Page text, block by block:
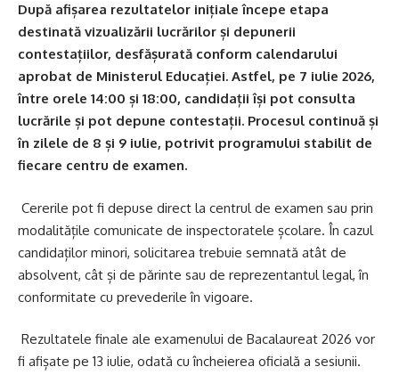
După afișarea rezultatelor inițiale începe etapa
destinată vizualizării lucrărilor și depunerii
contestațiilor, desfășurată conform calendarului
aprobat de Ministerul Educației. Astfel, pe 7 iulie 2026,
între orele 14:00 și 18:00, candidații își pot consulta
lucrările și pot depune contestații. Procesul continuă și
în zilele de 8 și 9 iulie, potrivit programului stabilit de
fiecare centru de examen.
Cererile pot fi depuse direct la centrul de examen sau prin
modalitățile comunicate de inspectoratele școlare. În cazul
candidaților minori, solicitarea trebuie semnată atât de
absolvent, cât și de părinte sau de reprezentantul legal, în
conformitate cu prevederile în vigoare.
Rezultatele finale ale examenului de Bacalaureat 2026 vor
fi afișate pe 13 iulie, odată cu încheierea oficială a sesiunii.